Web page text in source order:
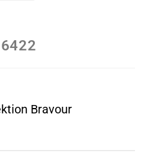
6422
Bravour